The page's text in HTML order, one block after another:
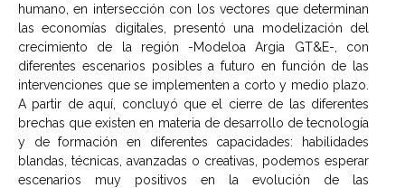
humano, en intersección con los vectores que determinan
las economías digitales, presentó una modelización del
crecimiento de la región -Modeloa Argia GT&E-, con
diferentes escenarios posibles a futuro en función de las
intervenciones que se implementen a corto y medio plazo.
A partir de aquí, concluyó que el cierre de las diferentes
brechas que existen en materia de desarrollo de tecnología
y de formación en diferentes capacidades: habilidades
blandas, técnicas, avanzadas o creativas, podemos esperar
escenarios muy positivos en la evolución de las